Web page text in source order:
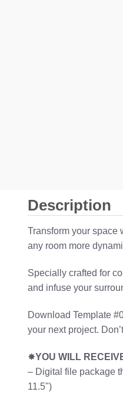
Description
Transform your space
any room more
Specially crafted for
and infuse your
Download Template
your next project.
✸YOU WILL
– Digital file package
11.5")